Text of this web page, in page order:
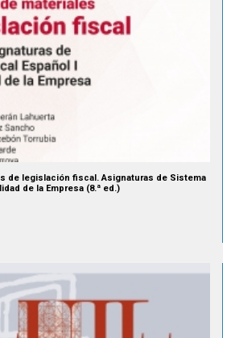
de legislación fiscal. Asignaturas de Sistema
de la Empresa (8.ª ed.)